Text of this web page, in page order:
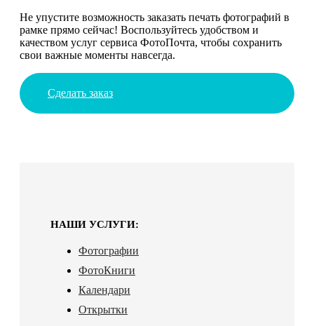
Не упустите возможность заказать печать фотографий в
рамке прямо сейчас! Воспользуйтесь удобством и
качеством услуг сервиса ФотоПочта, чтобы сохранить
свои важные моменты навсегда.
Сделать заказ
НАШИ УСЛУГИ:
Фотографии
ФотоКниги
Календари
Открытки